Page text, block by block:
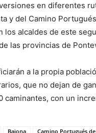
en diferentes
y del Camino
los alcaldes de este
las provincias de
a la propia
que no dejan de
caminantes, con un
Baiona Camino Portugués